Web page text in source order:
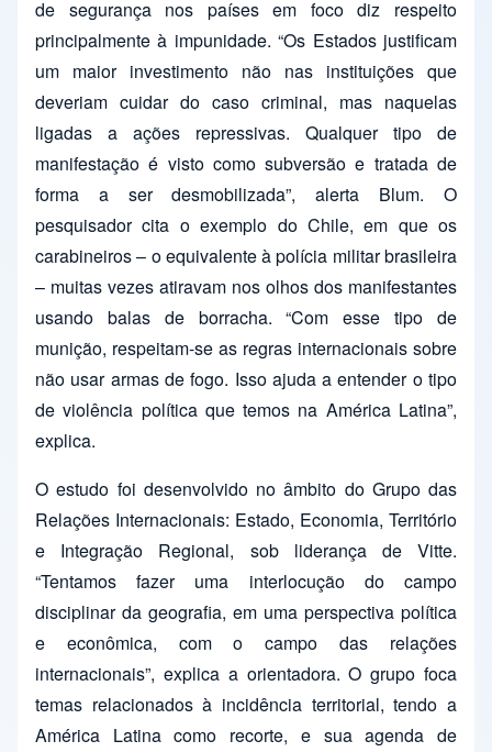
de segurança nos países em foco diz respeito
principalmente à impunidade. “Os Estados justificam
um maior investimento não nas instituições que
deveriam cuidar do caso criminal, mas naquelas
ligadas a ações repressivas. Qualquer tipo de
manifestação é visto como subversão e tratada de
forma a ser desmobilizada”, alerta Blum. O
pesquisador cita o exemplo do Chile, em que os
carabineiros – o equivalente à polícia militar brasileira
– muitas vezes atiravam nos olhos dos manifestantes
usando balas de borracha. “Com esse tipo de
munição, respeitam-se as regras internacionais sobre
não usar armas de fogo. Isso ajuda a entender o tipo
de violência política que temos na América Latina”,
explica.
O estudo foi desenvolvido no âmbito do Grupo das
Relações Internacionais: Estado, Economia, Território
e Integração Regional, sob liderança de Vitte.
“Tentamos fazer uma interlocução do campo
disciplinar da geografia, em uma perspectiva política
e econômica, com o campo das relações
internacionais”, explica a orientadora. O grupo foca
temas relacionados à incidência territorial, tendo a
América Latina como recorte, e sua agenda de